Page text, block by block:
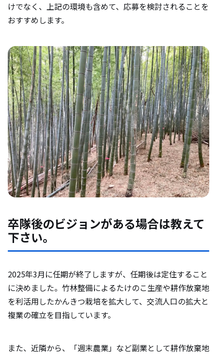
けでなく、上記の環境も含めて、応募を検討されることを
おすすめします。
卒隊後のビジョンがある場合は教えて
下さい。
2025年3月に任期が終了しますが、任期後は定住すること
に決めました。竹林整備によるたけのこ生産や耕作放棄地
を利活用したかんきつ栽培を拡大して、交流人口の拡大と
複業の確立を目指しています。
また、近隣から、「週末農業」など副業として耕作放棄地